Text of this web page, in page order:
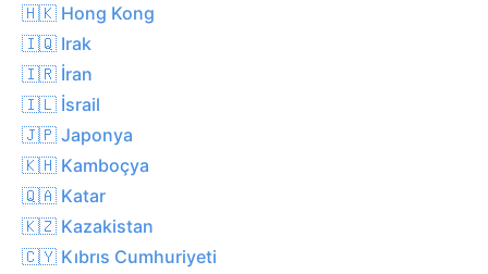
🇭🇰 Hong Kong
🇮🇶 Irak
🇮🇷 İran
🇮🇱 İsrail
🇯🇵 Japonya
🇰🇭 Kamboçya
🇶🇦 Katar
🇰🇿 Kazakistan
🇨🇾 Kıbrıs Cumhuriyeti